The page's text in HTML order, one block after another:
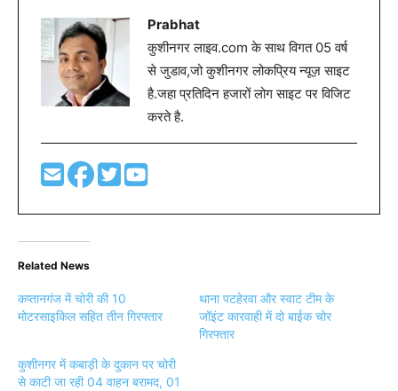
Prabhat
कुशीनगर लाइव.com के साथ विगत 05 वर्ष
से जुडाव,जो कुशीनगर लोकप्रिय न्यूज़ साइट
है.जहा प्रतिदिन हजारों लोग साइट पर विजिट
करते है.
Related News
कप्तानगंज में चोरी की 10
मोटरसाइकिल सहित तीन गिरफ्तार
थाना पटहेरवा और स्वाट टीम के
जॉइंट कारवाही में दो बाईक चोर
गिरफ्तार
कुशीनगर में कबाड़ी के दुकान पर चोरी
से काटी जा रही 04 वाहन बरामद, 01